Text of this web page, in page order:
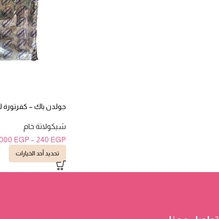
جولدن باك – كفرتورة
شيكولاتة خام
240 EGP
–
EGP
تحديد أحد الخيارات